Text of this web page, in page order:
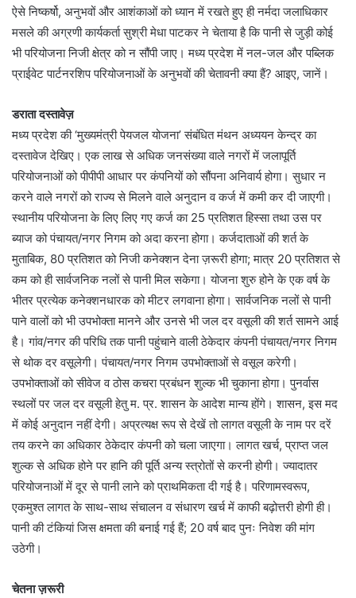
ऐसे निष्कर्षो, अनुभवों और आशंकाओं को ध्यान में रखते हुए ही नर्मदा जलाधिकार
मसले की अग्रणी कार्यकर्ता सुश्री मेधा पाटकर ने चेताया है कि पानी से जुड़ी कोई
भी परियोजना निजी क्षेत्र को न सौंपी जाए। मध्य प्रदेश में नल-जल और पब्लिक
प्राईवेट पार्टनरशिप परियोजनाओं के अनुभवों की चेतावनी क्या हैं? आइए, जानें।
डराता दस्तावेज़
मध्य प्रदेश की ‘मुख्यमंत्री पेयजल योजना’ संबंधित मंथन अध्ययन केन्द्र का
दस्तावेज देखिए। एक लाख से अधिक जनसंख्या वाले नगरों में जलापूर्ति
परियोजनाओं को पीपीपी आधार पर कंपनियों को सौंपना अनिवार्य होगा। सुधार न
करने वाले नगरों को राज्य से मिलने वाले अनुदान व कर्ज में कमी कर दी जाएगी।
स्थानीय परियोजना के लिए लिए गए कर्ज का 25 प्रतिशत हिस्सा तथा उस पर
ब्याज को पंचायत/नगर निगम को अदा करना होगा। कर्जदाताओं की शर्त के
मुताबिक, 80 प्रतिशत को निजी कनेक्शन देना ज़रूरी होगा; मात्र 20 प्रतिशत से
कम को ही सार्वजनिक नलों से पानी मिल सकेगा। योजना शुरु होने के एक वर्ष के
भीतर प्रत्येक कनेक्शनधारक को मीटर लगवाना होगा। सार्वजनिक नलों से पानी
पाने वालों को भी उपभोक्ता मानने और उनसे भी जल दर वसूली की शर्त सामने आई
है। गांव/नगर की परिधि तक पानी पहुंचाने वाली ठेकेदार कंपनी पंचायत/नगर निगम
से थोक दर वसूलेगी। पंचायत/नगर निगम उपभोक्ताओं से वसूल करेगी।
उपभोक्ताओं को सीवेज व ठोस कचरा प्रबंधन शुल्क भी चुकाना होगा। पुनर्वास
स्थलों पर जल दर वसूली हेतु म. प्र. शासन के आदेश मान्य होंगे। शासन, इस मद
में कोई अनुदान नहीं देगी। अप्रत्यक्ष रूप से देखें तो लागत वसूली के नाम पर दरें
तय करने का अधिकार ठेकेदार कंपनी को चला जाएगा। लागत खर्च, प्राप्त जल
शुल्क से अधिक होने पर हानि की पूर्ति अन्य स्त्रोतों से करनी होगी। ज्यादातर
परियोजनाओं में दूर से पानी लाने को प्राथमिकता दी गई है। परिणामस्वरूप,
एकमुश्त लागत के साथ-साथ संचालन व संधारण खर्च में काफी बढ़ोत्तरी होगी ही।
पानी की टंकियां जिस क्षमता की बनाई गई हैं; 20 वर्ष बाद पुनः निवेश की मांग
उठेगी।
चेतना ज़रूरी